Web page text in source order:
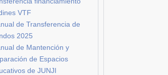
VTF
de Transferencia de
2025
de Mantención y
de Espacios
de JUNJI